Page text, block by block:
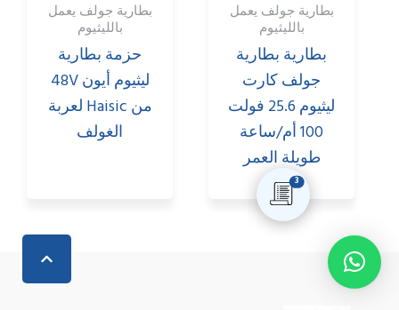
3
بطارية جولف يعمل
بالليثيوم
بطارية بطارية
جولف كارت
ليثيوم 25.6 فولت
100 أم/ساعة
طويلة العمر
بطارية جولف يعمل
بالليثيوم
حزمة بطارية
ليثيوم أيون 48V
من Haisic لعربة
الغولف